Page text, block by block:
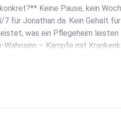
Keine Pause, kein
7 für Jonathan da. Kein Gehalt für
was ein Pflegeheim leisten
– Kämpfe mit
Deutschland altert und Pflege wird